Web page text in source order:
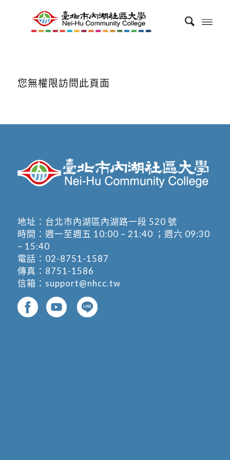
您無權限訪問此頁面
地址： 台北市內湖區內湖路一段 520 號
時間：週一至週五 10:00 – 21:40 ；週六 09:30
– 15:40
電話： 02-8751-1587
傳真：8751-1586
信箱： support@nhcc.tw